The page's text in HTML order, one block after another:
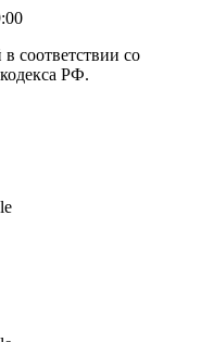
соответствии со
РФ.